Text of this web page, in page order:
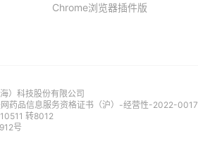
Chrome浏览器插件版
）科技股份有限公司
网药品信息服务资格证书（沪）-经营性-2022-0017
转8012
号